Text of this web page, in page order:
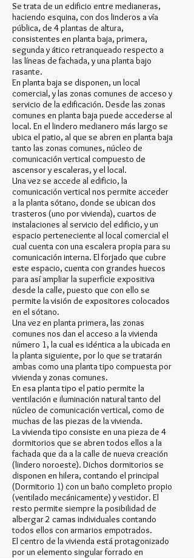
Se trata de un edificio entre medianeras,
haciendo esquina, con dos linderos a vía
pública, de 4 plantas de altura,
consistentes en planta baja, primera,
segunda y ático retranqueado respecto a
las líneas de fachada, y una planta bajo
rasante.
En planta baja se disponen, un local
comercial, y las zonas comunes de acceso y
servicio de la edificación. Desde las zonas
comunes en planta baja puede accederse al
local. En el lindero medianero más largo se
ubica el patio, al que se abren en planta baja
tanto las zonas comunes, núcleo de
comunicación vertical compuesto de
ascensor y escaleras, y el local.
Una vez se accede al edificio, la
comunicación vertical nos permite acceder
a la planta sótano, donde se ubican dos
trasteros (uno por vivienda), cuartos de
instalaciones al servicio del edificio, y un
espacio perteneciente al local comercial el
cual cuenta con una escalera propia para su
comunicación interna. El forjado que cubre
este espacio, cuenta con grandes huecos
para así ampliar la superficie expositiva
desde la calle, puesto que con ello se
permite la visión de expositores colocados
en el sótano.
Una vez en planta primera, las zonas
comunes nos dan el acceso a la vivienda
número 1, la cual es idéntica a la ubicada en
la planta siguiente, por lo que se tratarán
ambas como una planta tipo compuesta por
vivienda y zonas comunes.
En esa planta tipo el patio permite la
ventilación e iluminación natural tanto del
núcleo de comunicación vertical, como de
muchas de las piezas de la vivienda.
La vivienda tipo consiste en una pieza de 4
dormitorios que se abren todos ellos a la
fachada que da a la calle de nueva creación
(lindero noroeste). Dichos dormitorios se
disponen en hilera, contando el principal
(Dormitorio 1) con un baño completo propio
(ventilado mecánicamente) y vestidor. El
resto permite siempre la posibilidad de
albergar 2 camas individuales contando
todos ellos con armarios empotrados.
El centro de la vivienda está protagonizado
por un elemento singular forrado en